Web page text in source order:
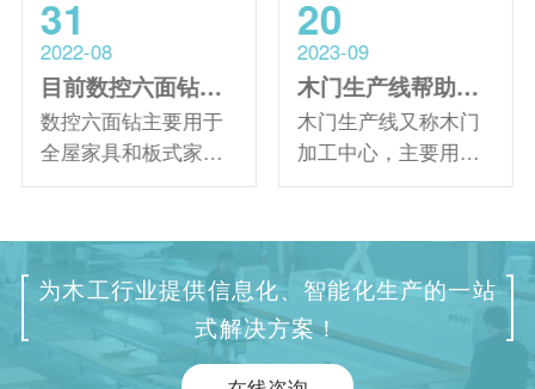
31
2022-08
目前数控六面钻的打孔技术怎么样？
数控六面钻主要用于
全屋家具和板式家具
制造中的打孔操作。
试验，六面钻的打孔
技术已经非常成熟。
而且其是在五面钻等
设备的基础上发展而
来的，具备一定的基
20
2023-09
木门生产线帮助木门厂家实现生产和管理自动化
木门生产线又称木门
加工中心，主要用于
实木复合门、免漆
定尺、开五金孔、雕
刻铣削等，一条生产
线即可解决木门成型
后的所有加工工艺。
木门生产线采用子母
为木工行业提供信息化、智能化生产的一站
式解决方案！